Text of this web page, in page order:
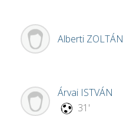
Alberti ZOLTÁN
Árvai ISTVÁN
31'